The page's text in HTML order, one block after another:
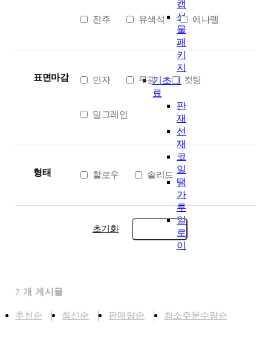
캡
선
물
패
키
지
기초재
료
판
재
선
재
코
일
땜
가
루
알
로
이
진주 유색석 에나멜
표면마감 민자 무광 컷팅
밀그레인
형태 할로우 솔리드
초기화
7 개 게시물
추천순 최신순 판매량순 최소주문수량순